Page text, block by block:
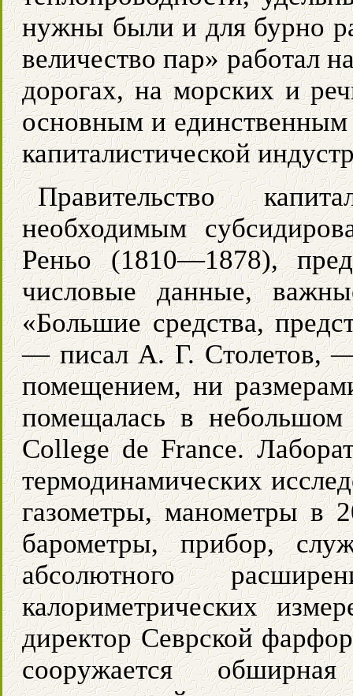
нужны были и для бурно
величество пар» работал
дорогах, на морских и
основным и единственным
капиталистической
Правительство
необходимым
Реньо (1810—1878),
числовые данные,
«Большие средства,
— писал А. Г. Столетов, —
помещением, ни
помещалась в
College de France.
термодинамических
газометры, манометры в
барометры, прибор,
абсолютного
калориметрических
директор Севрской
сооружается